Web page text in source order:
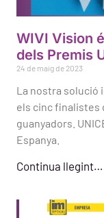
WIVI Vision
dels Premis
24 de maig de 2023
La nostra solució
els cinc finalistes
guanyadors.
Espanya.
Continua llegint…